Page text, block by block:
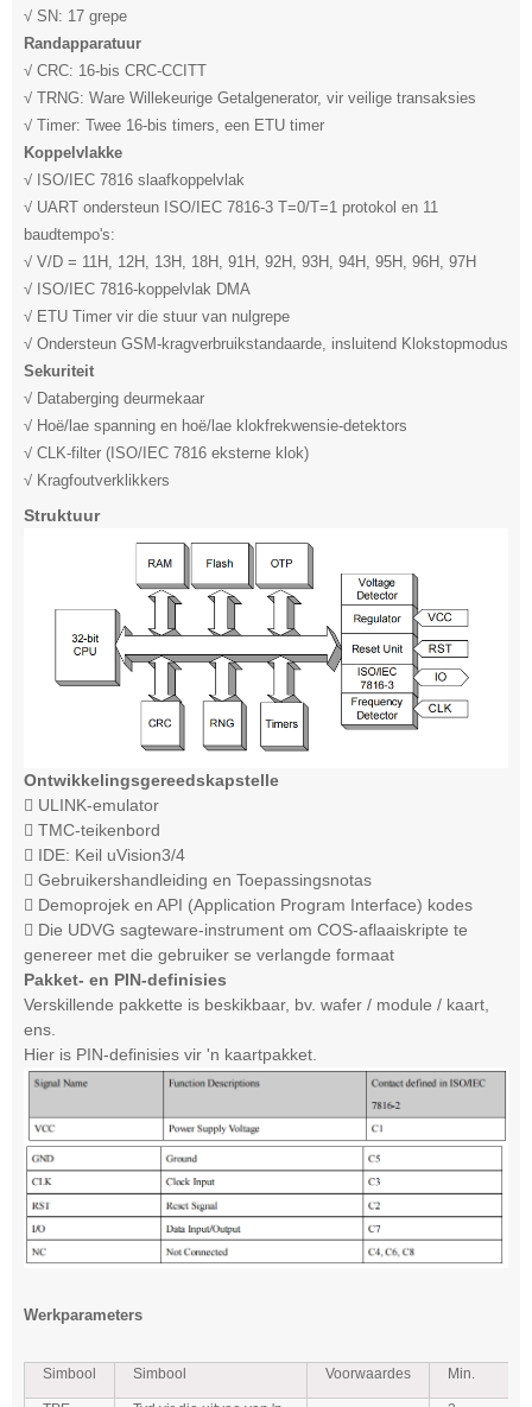
√ SN: 17 grepe
Randapparatuur
√ CRC: 16-bis CRC-CCITT
√ TRNG: Ware Willekeurige Getalgenerator, vir veilige transaksies
√ Timer: Twee 16-bis timers, een ETU timer
Koppelvlakke
√ ISO/IEC 7816 slaafkoppelvlak
√ UART ondersteun ISO/IEC 7816-3 T=0/T=1 protokol en 11
baudtempo's:
√ V/D = 11H, 12H, 13H, 18H, 91H, 92H, 93H, 94H, 95H, 96H, 97H
√ ISO/IEC 7816-koppelvlak DMA
√ ETU Timer vir die stuur van nulgrepe
√ Ondersteun GSM-kragverbruikstandaarde, insluitend Klokstopmodus
Sekuriteit
√ Databerging deurmekaar
√ Hoë/lae spanning en hoë/lae klokfrekwensie-detektors
√ CLK-filter (ISO/IEC 7816 eksterne klok)
√ Kragfoutverklikkers
Struktuur
Ontwikkelingsgereedskapstelle
 ULINK-emulator
 TMC-teikenbord
 IDE: Keil uVision3/4
 Gebruikershandleiding en Toepassingsnotas
 Demoprojek en API (Application Program Interface) kodes
 Die UDVG sagteware-instrument om COS-aflaaiskripte te
genereer met die gebruiker se verlangde formaat
Pakket- en PIN-definisies
Verskillende pakkette is beskikbaar, bv. wafer / module / kaart,
ens.
Hier is PIN-definisies vir 'n kaartpakket.
Werkparameters
Simbool Simbool Voorwaardes Min.